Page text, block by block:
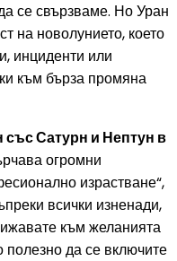
се свързваме. Но Уран
на новолунието, което
инциденти или
към бърза промяна
със Сатурн и Нептун в
огромни
израстване“,
всички изненади,
към желанията
полезно да се включите